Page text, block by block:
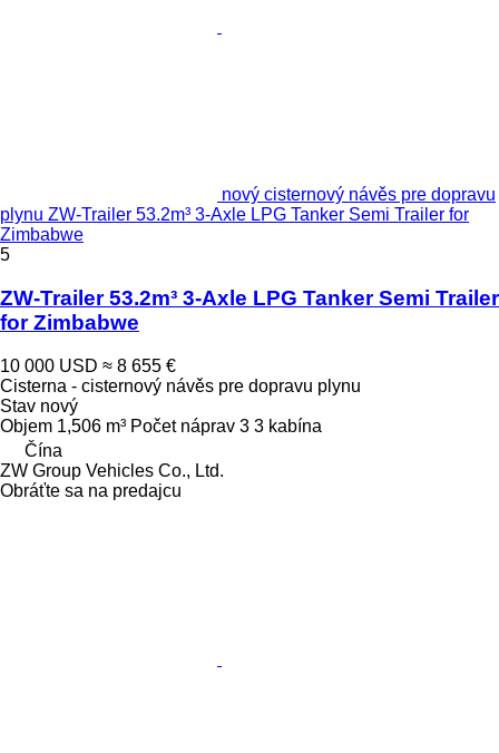
nový cisternový návěs pre dopravu
plynu ZW-Trailer 53.2m³ 3-Axle LPG Tanker Semi Trailer for
Zimbabwe
5
ZW-Trailer 53.2m³ 3-Axle LPG Tanker Semi Trailer
for Zimbabwe
10 000 USD ≈ 8 655 €
Cisterna - cisternový návěs pre dopravu plynu
Stav nový
Objem 1,506 m³ Počet náprav 3 3 kabína
Čína
ZW Group Vehicles Co., Ltd.
Obráťte sa na predajcu